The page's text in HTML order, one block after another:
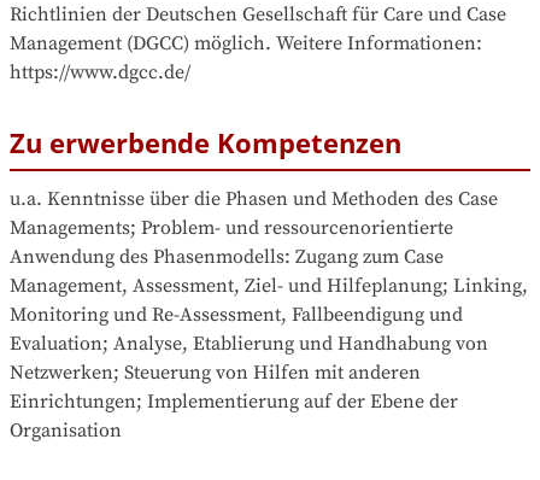
Richtlinien der Deutschen Gesellschaft für Care und Case
Management (DGCC) möglich. Weitere Informationen:
https://www.dgcc.de/
Zu erwerbende Kompetenzen
u.a. Kenntnisse über die Phasen und Methoden des Case
Managements; Problem- und ressourcenorientierte
Anwendung des Phasenmodells: Zugang zum Case
Management, Assessment, Ziel- und Hilfeplanung; Linking,
Monitoring und Re-Assessment, Fallbeendigung und
Evaluation; Analyse, Etablierung und Handhabung von
Netzwerken; Steuerung von Hilfen mit anderen
Einrichtungen; Implementierung auf der Ebene der
Organisation